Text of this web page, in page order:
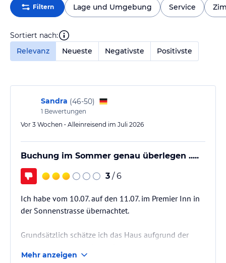
Filtern Lage und Umgebung Service
Sortiert nach:
Relevanz
Neueste Negativste Positivste
Sandra (46-50)
1 Bewertungen
Vor 3 Wochen • Alleinreisend im Juli 2026
Buchung im Sommer genau überlegen .....
3 / 6
Ich habe vom 10.07. auf den 11.07. im Premier Inn in
der Sonnenstrasse übernachtet.
Grundsätzlich schätze ich das Haus aufgrund der
Mehr anzeigen